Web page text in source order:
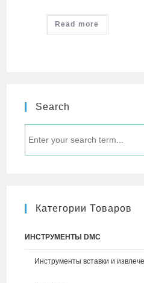
Read more
Search
Категории Товаров
ИНСТРУМЕНТЫ DMC
Инструменты вставки и